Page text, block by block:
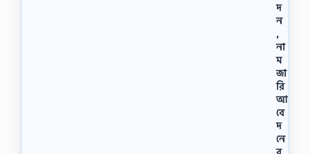
দ
ন
,
না
ম
জা
রি
আ
বে
দ
নে